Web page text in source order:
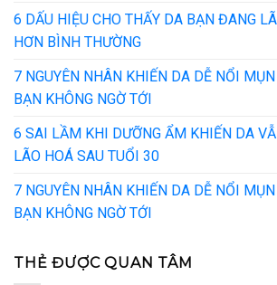
6 DẤU HIỆU CHO THẤY DA BẠN ĐANG
HƠN BÌNH THƯỜNG
7 NGUYÊN NHÂN KHIẾN DA DỄ NỔI
BẠN KHÔNG NGỜ TỚI
6 SAI LẦM KHI DƯỠNG ẨM KHIẾN DA
LÃO HOÁ SAU TUỔI 30
7 NGUYÊN NHÂN KHIẾN DA DỄ NỔI
BẠN KHÔNG NGỜ TỚI
THẺ ĐƯỢC QUAN TÂM